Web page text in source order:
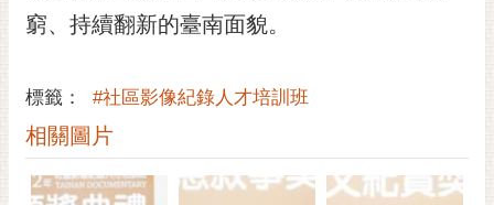
窮、持續翻新的臺南面貌。
標籤： #社區影像紀錄人才培訓班
相關圖片